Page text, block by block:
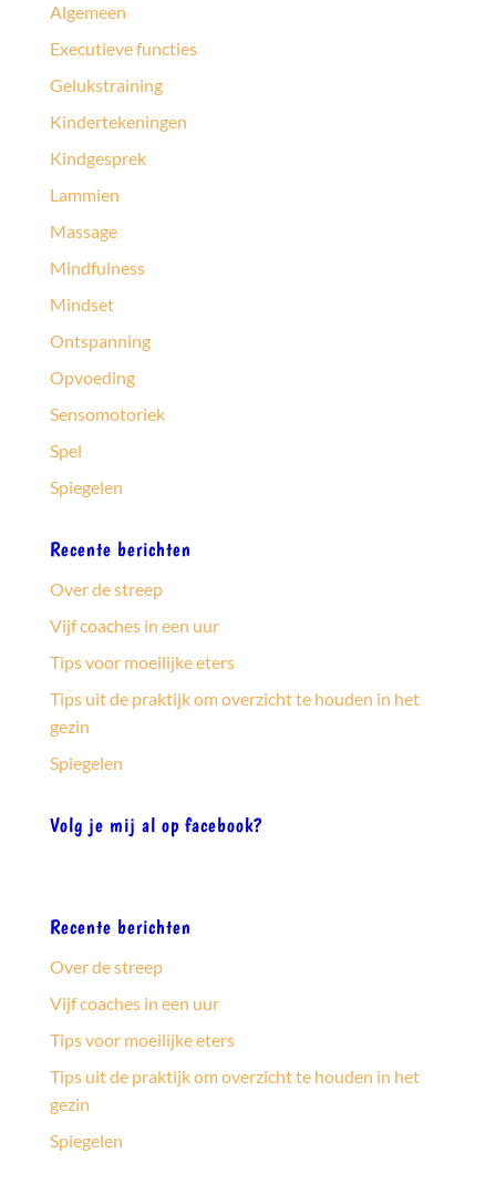
Algemeen
Executieve functies
Gelukstraining
Kindertekeningen
Kindgesprek
Lammien
Massage
Mindfulness
Mindset
Ontspanning
Opvoeding
Sensomotoriek
Spel
Spiegelen
Recente berichten
Over de streep
Vijf coaches in een uur
Tips voor moeilijke eters
Tips uit de praktijk om overzicht te houden in het
gezin
Spiegelen
Volg je mij al op facebook?
Recente berichten
Over de streep
Vijf coaches in een uur
Tips voor moeilijke eters
Tips uit de praktijk om overzicht te houden in het
gezin
Spiegelen